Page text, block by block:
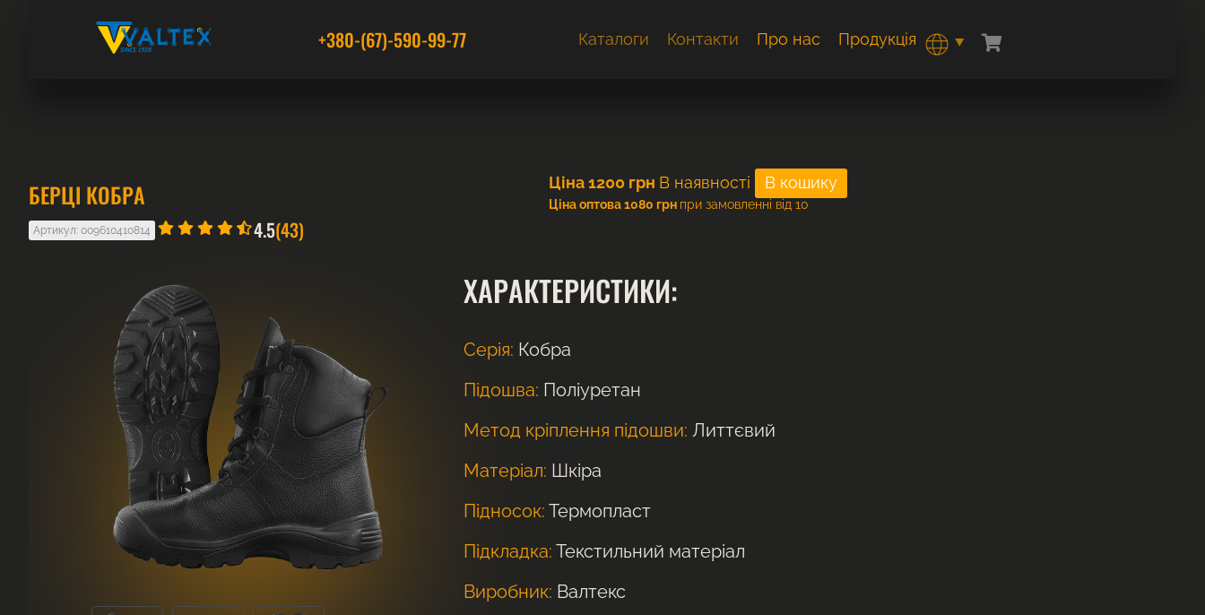
+380-(67)-590-99-77 Каталоги Контакти Про нас Продукція
БЕРЦІ КОБРА
Артикул: 009610410814 4.5(43)
Ціна1200 грн В наявності
Ціна оптова 1080 грн при замовленні від 10
ХАРАКТЕРИСТИКИ:
Серія: Кобра
Підошва: Поліуретан
Метод кріплення підошви: Литтєвий
Матеріал: Шкіра
Підносок: Термопласт
Підкладка: Текстильний матеріал
Виробник: Валтекс